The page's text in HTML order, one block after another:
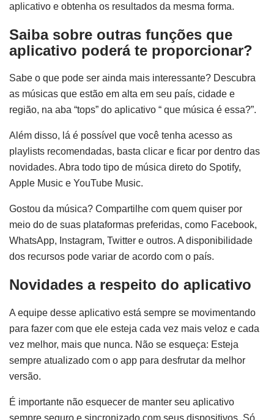
aplicativo e obtenha os resultados da mesma forma.
Saiba sobre outras funções que
aplicativo poderá te proporcionar?
Sabe o que pode ser ainda mais interessante? Descubra
as músicas que estão em alta em seu país, cidade e
região, na aba “tops” do aplicativo “ que música é essa?”.
Além disso, lá é possível que você tenha acesso as
playlists recomendadas, basta clicar e ficar por dentro das
novidades. Abra todo tipo de música direto do Spotify,
Apple Music e YouTube Music.
Gostou da música? Compartilhe com quem quiser por
meio do de suas plataformas preferidas, como Facebook,
WhatsApp, Instagram, Twitter e outros. A disponibilidade
dos recursos pode variar de acordo com o país.
Novidades a respeito do aplicativo
A equipe desse aplicativo está sempre se movimentando
para fazer com que ele esteja cada vez mais veloz e cada
vez melhor, mais que nunca. Não se esqueça: Esteja
sempre atualizado com o app para desfrutar da melhor
versão.
É importante não esquecer de manter seu aplicativo